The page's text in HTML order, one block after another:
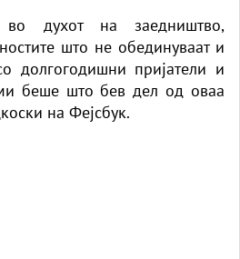
во духот на заедништво,
што не обединуваат и
долгогодишни пријатели и
беше што бев дел од оваа
на Фејсбук.